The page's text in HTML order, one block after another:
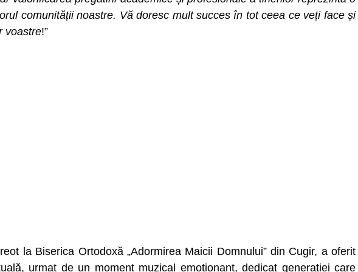
comunității noastre. Vă doresc mult succes în tot ceea ce veți face și
voastre!”
la Biserica Ortodoxă „Adormirea Maicii Domnului” din Cugir, a oferit
urmat de un moment muzical emoționant, dedicat generației care